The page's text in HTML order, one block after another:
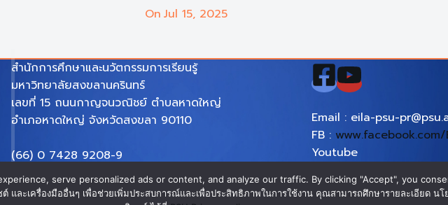
On Jul 15, 2025
สำนักการศึกษาและนวัตกรรมการเรียนรู้
มหาวิทยาลัยสงขลานครินทร์
เลขที่ 15 ถนนกาญจนวณิชย์ ตำบลหาดใหญ่
อำเภอหาดใหญ่ จังหวัดสงขลา 90110
(66) 0 7428 9208-9
e-mail : eila-psu-pr@psu.ac.th
Email : eila-psu-
FB : www.facebook.com/
Youtube
serve personalized ads or content, and analyze our traffic. By clicking "Accept", you
ต์ และเครื่องมืออื่นๆ เพื่อช่วยเพิ่มประสบการณ์และเพื่อประสิทธิภาพในการใช้งาน คุณสามารถศึกษารายละเอียด